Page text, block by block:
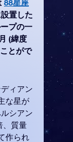
88星座
置した
プの一
(緯度
とがで
ィアン
な星が
シアン
、質量
作られ